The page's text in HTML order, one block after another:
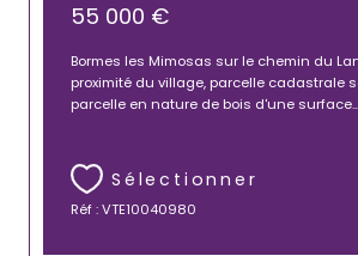
55 000 €
Bormes les Mimosas sur le chemin du
proximité du village, parcelle cadastrale
parcelle en nature de bois d'une surface...
Sélectionner
Réf : VTE10040980